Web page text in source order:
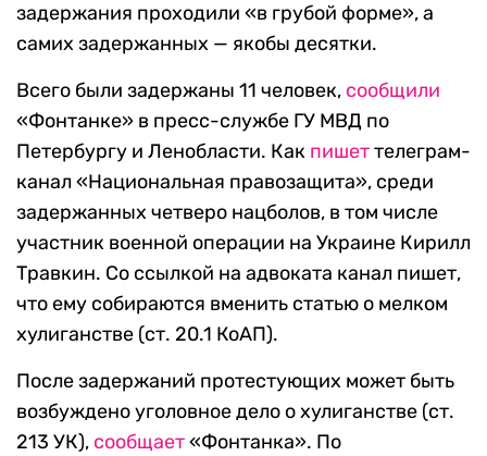
задержания проходили «в грубой форме», а
самих задержанных — якобы десятки.
Всего были задержаны 11 человек, сообщили
«Фонтанке» в пресс-службе ГУ МВД по
Петербургу и Ленобласти. Как пишеттелеграм-
канал «Национальная правозащита», среди
задержанных четверо нацболов, в том числе
участник военной операции на Украине Кирилл
Травкин. Со ссылкой на адвоката канал пишет,
что ему собираются вменить статью о мелком
хулиганстве (ст. 20.1 КоАП).
После задержаний протестующих может быть
возбуждено уголовное дело о хулиганстве (ст.
213 УК), сообщает«Фонтанка». По